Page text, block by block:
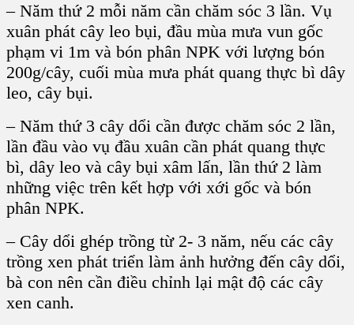
– Năm thứ 2 mỗi năm cần chăm sóc 3 lần. Vụ
xuân phát cây leo bụi, đầu mùa mưa vun gốc
phạm vi 1m và bón phân NPK với lượng bón
200g/cây, cuối mùa mưa phát quang thực bì dây
leo, cây bụi.
– Năm thứ 3 cây dổi cần được chăm sóc 2 lần,
lần đầu vào vụ đầu xuân cần phát quang thực
bì, dây leo và cây bụi xâm lấn, lần thứ 2 làm
những việc trên kết hợp với xới gốc và bón
phân NPK.
– Cây dổi ghép trồng từ 2- 3 năm, nếu các cây
trồng xen phát triển làm ảnh hưởng đến cây dổi,
bà con nên cần điều chỉnh lại mật độ các cây
xen canh.